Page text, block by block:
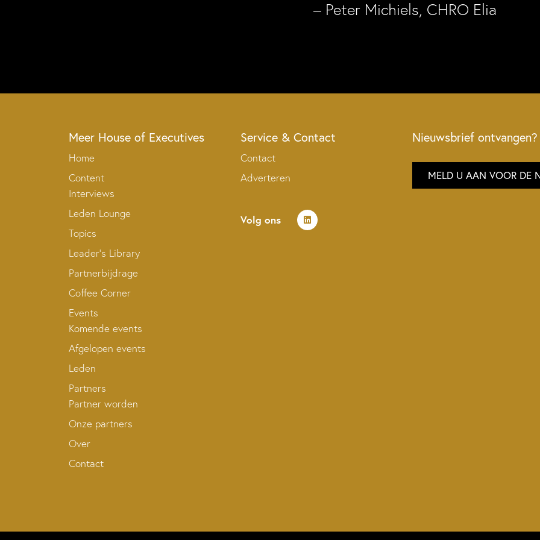
– Peter Michiels, CHRO Elia
Meer House of Executives
Home
Content
Interviews
Leden Lounge
Topics
Leader’s Library
Partnerbijdrage
Coffee Corner
Events
Komende events
Afgelopen events
Leden
Partners
Partner worden
Onze partners
Over
Contact
Service & Contact
Contact
Adverteren
Volg ons
Nieuwsbrief ontvangen?
MELD U AAN VOOR DE